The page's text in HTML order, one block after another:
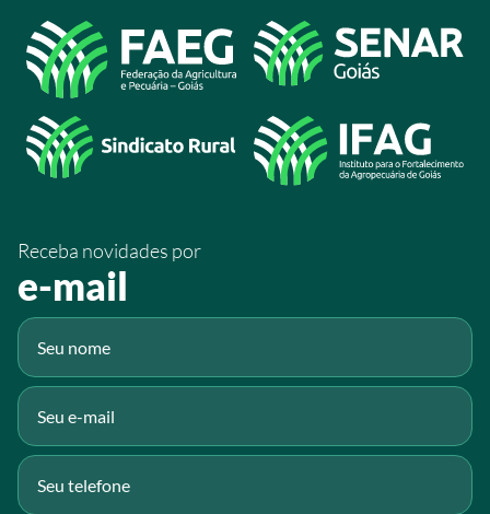
Acesso à Informação
@sistemafaeg
/SistemaFaeg
/sistemafaeg
/SistemaFaeg
Fluig
Receba novidades por
e-mail